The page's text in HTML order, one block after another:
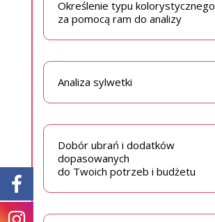
Określenie typu kolorystycznego
za pomocą ram do analizy
Analiza sylwetki
Dobór ubrań i dodatków
dopasowanych
do Twoich potrzeb i budżetu